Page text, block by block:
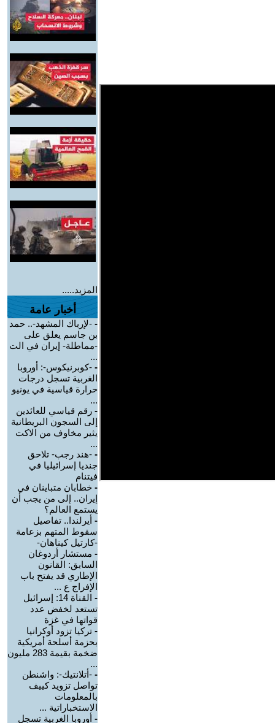
المزيد.....
أخبار عامة
- -لإرباك المشهد-.. حمد
بن جاسم يعلق على
-مماطلة- إيران في الت
...
- -كوبرنيكوس-: أوروبا
الغربية تسجل درجات
حرارة قياسية في يونيو
...
- رقم قياسي للعائدين
إلى السجون البريطانية
يثير مخاوف من الاكت
...
- -هند رجب- تلاحق
جنديا إسرائيليا في
فيتنام
- خطابان متباينان في
إيران.. إلى من يجب أن
يستمع العالم؟
- أيرلندا.. تفاصيل
سقوط المتهم بزعامة
-كارتيل كيناهان-
- مستشار أردوغان
السابق: القانون
الإطاري قد يفتح باب
الإفراج ع ...
-
القناة 14: إسرائيل
تستعد لخفض عدد
قواتها في غزة
- تركيا تزود أوكرانيا
بحزمة أسلحة أمريكية
ضخمة بقيمة 283 مليون
...
- -أتلانتيك-: واشنطن
تواصل تزويد كييف
بالمعلومات
الاستخباراتية ...
- أوروبا الغربية تسجل